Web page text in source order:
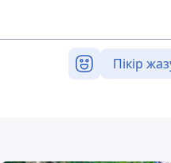
Пікір